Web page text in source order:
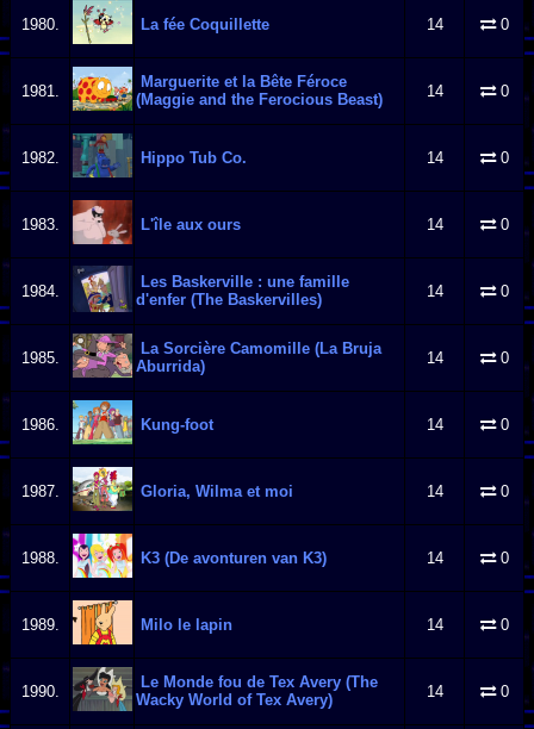
1980. La fée Coquillette 14 0
1981.
Marguerite et la Bête Féroce
(Maggie and the Ferocious Beast)
14 0
1982. Hippo Tub Co. 14 0
1983. L'île aux ours 14 0
1984.
Les Baskerville : une famille
d'enfer (The Baskervilles)
14 0
1985.
La Sorcière Camomille (La Bruja
Aburrida)
14 0
1986. Kung-foot 14 0
1987. Gloria, Wilma et moi 14 0
1988. K3 (De avonturen van K3) 14 0
1989. Milo le lapin 14 0
1990.
Le Monde fou de Tex Avery (The
Wacky World of Tex Avery)
14 0